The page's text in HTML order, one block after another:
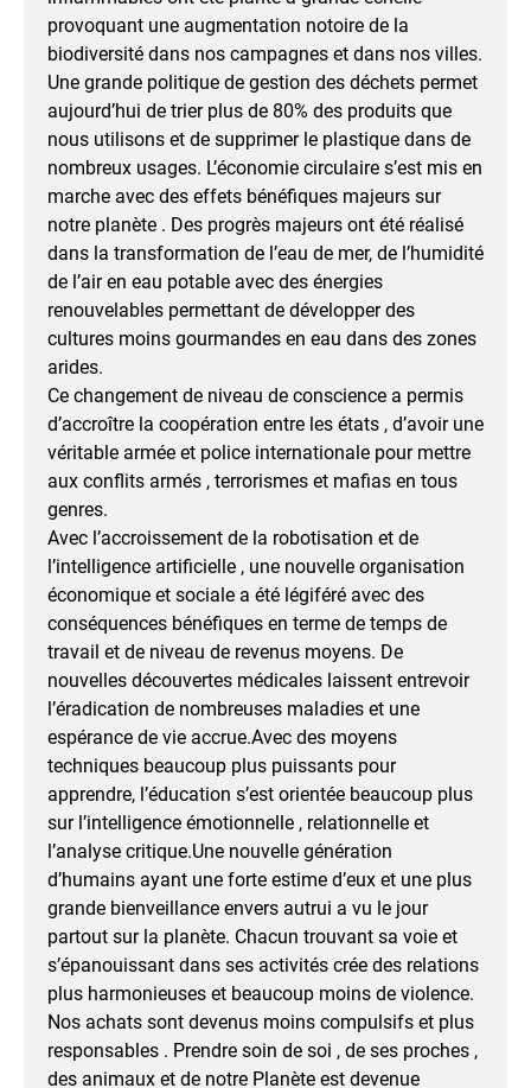
provoquant une augmentation notoire de la
biodiversité dans nos campagnes et dans nos villes.
Une grande politique de gestion des déchets permet
aujourd’hui de trier plus de 80% des produits que
nous utilisons et de supprimer le plastique dans de
nombreux usages. L’économie circulaire s’est mis en
marche avec des effets bénéfiques majeurs sur
notre planète . Des progrès majeurs ont été réalisé
dans la transformation de l’eau de mer, de l’humidité
de l’air en eau potable avec des énergies
renouvelables permettant de développer des
cultures moins gourmandes en eau dans des zones
arides.
Ce changement de niveau de conscience a permis
d’accroître la coopération entre les états , d’avoir une
véritable armée et police internationale pour mettre
aux conflits armés , terrorismes et mafias en tous
genres.
Avec l’accroissement de la robotisation et de
l’intelligence artificielle , une nouvelle organisation
économique et sociale a été légiféré avec des
conséquences bénéfiques en terme de temps de
travail et de niveau de revenus moyens. De
nouvelles découvertes médicales laissent entrevoir
l’éradication de nombreuses maladies et une
espérance de vie accrue.Avec des moyens
techniques beaucoup plus puissants pour
apprendre, l’éducation s’est orientée beaucoup plus
sur l’intelligence émotionnelle , relationnelle et
l’analyse critique.Une nouvelle génération
d’humains ayant une forte estime d’eux et une plus
grande bienveillance envers autrui a vu le jour
partout sur la planète. Chacun trouvant sa voie et
s’épanouissant dans ses activités crée des relations
plus harmonieuses et beaucoup moins de violence.
Nos achats sont devenus moins compulsifs et plus
responsables . Prendre soin de soi , de ses proches ,
des animaux et de notre Planète est devenue